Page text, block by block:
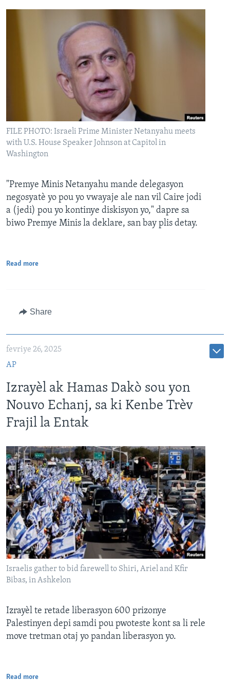
FILE PHOTO: Israeli Prime Minister Netanyahu meets
with U.S. House Speaker Johnson at Capitol in
Washington
"Premye Minis Netanyahu mande delegasyon
negosyatè yo pou yo vwayaje ale nan vil Caire jodi
a (jedi) pou yo kontinye diskisyon yo," dapre sa
biwo Premye Minis la deklare, san bay plis detay.
Read more
Share
fevriye 26, 2025
AP
Izrayèl ak Hamas Dakò sou yon
Nouvo Echanj, sa ki Kenbe Trèv
Frajil la Entak
Israelis gather to bid farewell to Shiri, Ariel and Kfir
Bibas, in Ashkelon
Izrayèl te retade liberasyon 600 prizonye
Palestinyen depi samdi pou pwoteste kont sa li rele
move tretman otaj yo pandan liberasyon yo.
Read more